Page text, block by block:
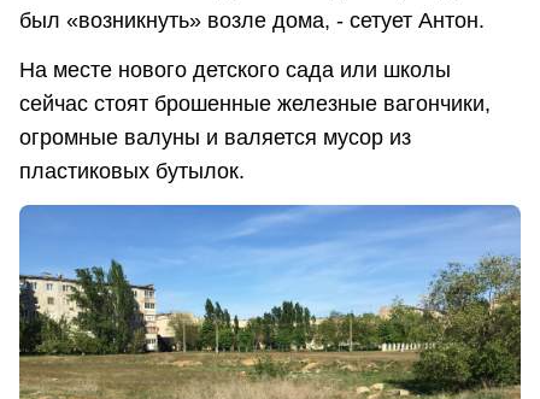
был «возникнуть» возле дома, - сетует Антон.
На месте нового детского сада или школы
сейчас стоят брошенные железные вагончики,
огромные валуны и валяется мусор из
пластиковых бутылок.